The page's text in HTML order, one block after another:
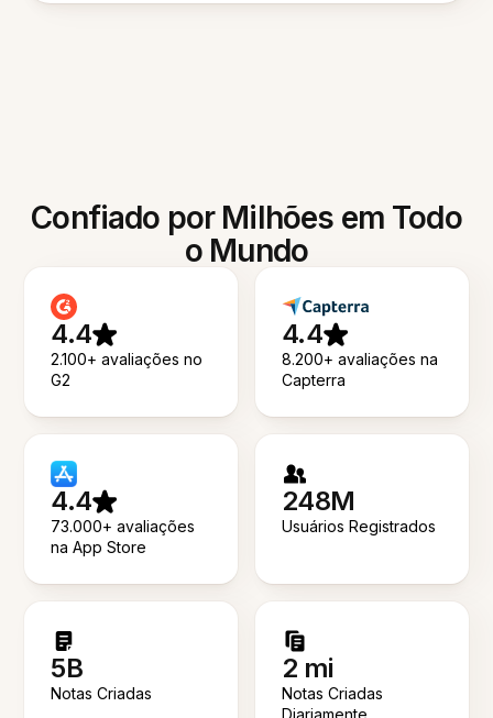
Confiado por Milhões em Todo
o Mundo
4.4
2.100+ avaliações no
G2
4.4
8.200+ avaliações na
Capterra
4.4
73.000+ avaliações
na App Store
248M
Usuários Registrados
5B
Notas Criadas
2 mi
Notas Criadas
Diariamente